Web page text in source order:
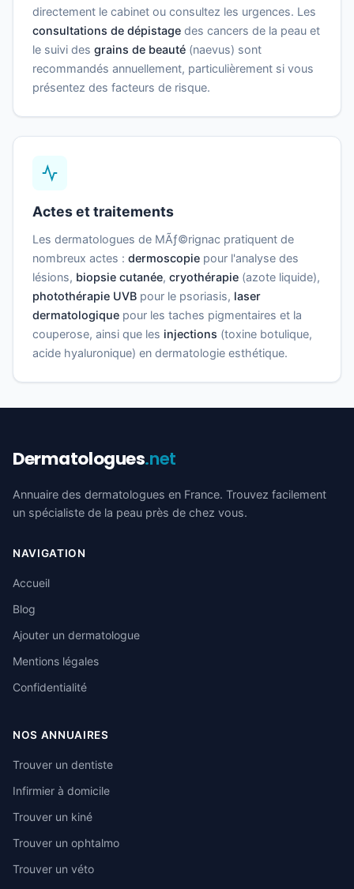
directement le cabinet ou consultez les urgences. Les
consultations de dépistage des cancers de la peau et
le suivi des grains de beauté (naevus) sont
recommandés annuellement, particulièrement si vous
présentez des facteurs de risque.
Actes et traitements
Les dermatologues de MÃƒ©rignac pratiquent de
nombreux actes : dermoscopie pour l'analyse des
lésions, biopsie cutanée, cryothérapie (azote liquide),
photothérapie UVB pour le psoriasis, laser
dermatologique pour les taches pigmentaires et la
couperose, ainsi que les injections (toxine botulique,
acide hyaluronique) en dermatologie esthétique.
Dermatologues.net
Annuaire des dermatologues en France. Trouvez facilement
un spécialiste de la peau près de chez vous.
NAVIGATION
Accueil
Blog
Ajouter un dermatologue
Mentions légales
Confidentialité
NOS ANNUAIRES
Trouver un dentiste
Infirmier à domicile
Trouver un kiné
Trouver un ophtalmo
Trouver un véto